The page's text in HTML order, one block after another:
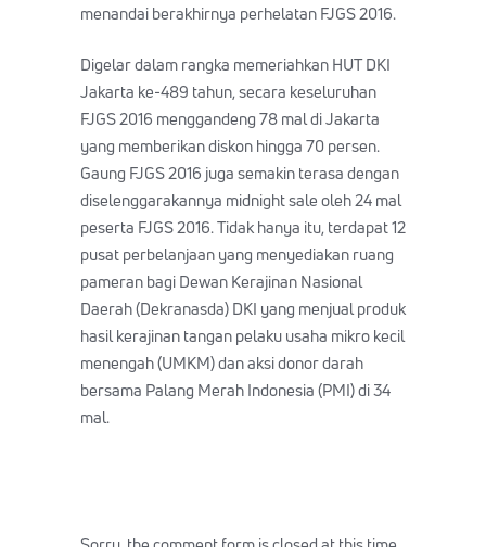
menandai berakhirnya perhelatan FJGS 2016.
Digelar dalam rangka memeriahkan HUT DKI
Jakarta ke-489 tahun, secara keseluruhan
FJGS 2016 menggandeng 78 mal di Jakarta
yang memberikan diskon hingga 70 persen.
Gaung FJGS 2016 juga semakin terasa dengan
diselenggarakannya midnight sale oleh 24 mal
peserta FJGS 2016. Tidak hanya itu, terdapat 12
pusat perbelanjaan yang menyediakan ruang
pameran bagi Dewan Kerajinan Nasional
Daerah (Dekranasda) DKI yang menjual produk
hasil kerajinan tangan pelaku usaha mikro kecil
menengah (UMKM) dan aksi donor darah
bersama Palang Merah Indonesia (PMI) di 34
mal.